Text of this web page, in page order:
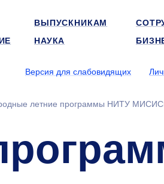
ВЫПУСКНИКАМ
НАУКА
Версия для слабовидящих
летние программы НИТУ МИСИС